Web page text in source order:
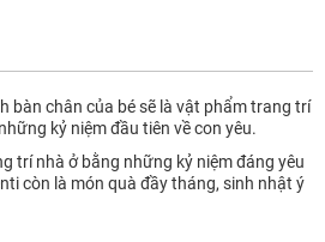
bàn chân của bé sẽ là vật phẩm trang trí
kỷ niệm đầu tiên về con yêu.
trí nhà ở bằng những kỷ niệm đáng yêu
còn là món quà đầy tháng, sinh nhật ý